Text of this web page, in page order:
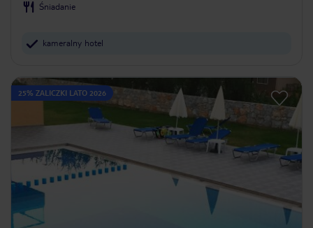
Śniadanie
kameralny hotel
25% ZALICZKI LATO 2026